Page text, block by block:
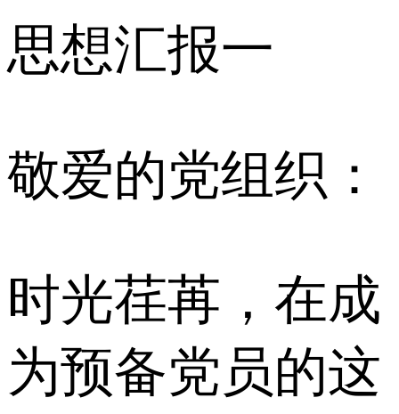
思想汇报一
敬爱的党组织：
时光荏苒，在成
为预备党员的这